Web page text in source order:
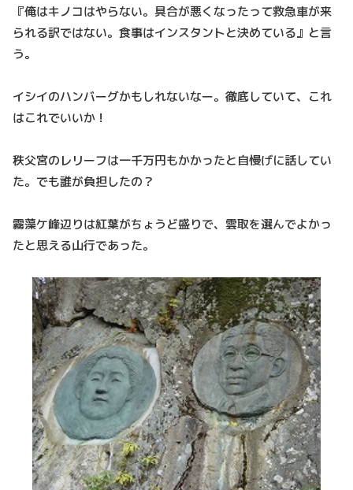
『俺はキノコはやらない。具合が悪くなったって救急車が来
られる訳ではない。食事はインスタントと決めている』と言
う。
イシイのハンバーグかもしれないなー。徹底していて、これ
はこれでいいか！
秩父宮のレリーフは一千万円もかかったと自慢げに話してい
た。でも誰が負担したの？
霧藻ケ峰辺りは紅葉がちょうど盛りで、雲取を選んでよかっ
たと思える山行であった。